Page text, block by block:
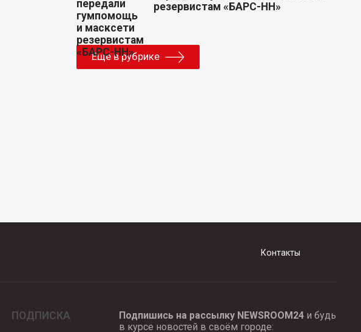
резервистам «БАРС-НН»
Еще в рубрике
Контакты
ПОДПИСКА Подпишись на рассылку NEWSROOM24и будь
в курсе новостей в своём городе: